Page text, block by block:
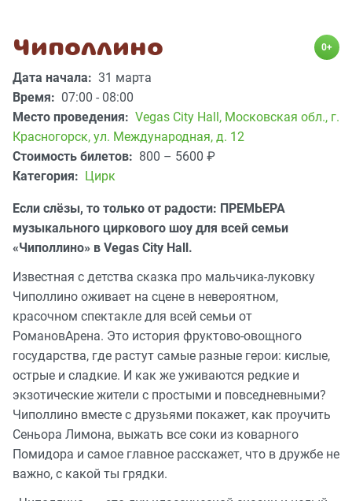
Чиполлино 0+
Дата начала: 31 марта
Время: 07:00 - 08:00
Место проведения: Vegas City Hall , Московская обл., г.
Красногорск, ул. Международная, д. 12
Стоимость билетов: 800 – 5600 ₽
Категория: Цирк
Если слёзы, то только от радости: ПРЕМЬЕРА
музыкального циркового шоу для всей семьи
«Чиполлино» в Vegas City Hall.
Известная с детства сказка про мальчика-луковку
Чиполлино оживает на сцене в невероятном,
красочном спектакле для всей семьи от
РомановАрена. Это история фруктово-овощного
государства, где растут самые разные герои: кислые,
острые и сладкие. И как же уживаются редкие и
экзотические жители с простыми и повседневными?
Чиполлино вместе с друзьями покажет, как проучить
Сеньора Лимона, выжать все соки из коварного
Помидора и самое главное расскажет, что в дружбе не
важно, с какой ты грядки.